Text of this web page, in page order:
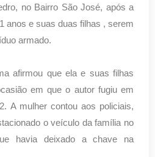
no Bairro São José, após a
anos e suas duas filhas , serem
armado.
afirmou que ela e suas filhas
em que o autor fugiu em
A mulher contou aos policiais,
o veículo da família no
havia deixado a chave na